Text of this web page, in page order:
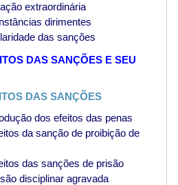
extraordinária
dirimentes
das sanções
DAS SANÇÕES E SEU
DAS SANÇÕES
dos efeitos das penas
da sanção de proibição de
das sanções de prisão
disciplinar agravada